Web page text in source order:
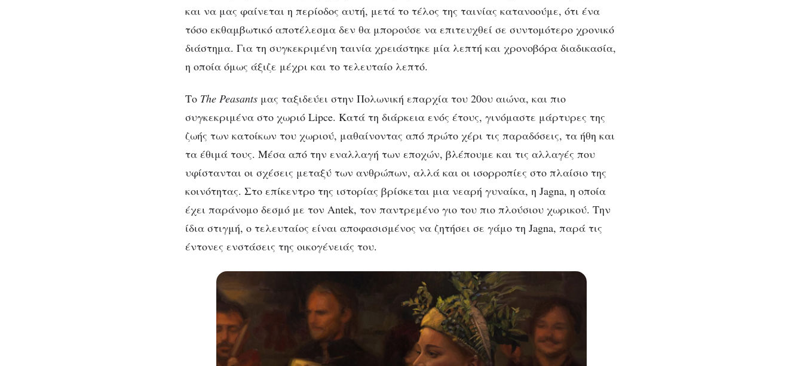
και να μας φαίνεται η περίοδος αυτή, μετά το τέλος της ταινίας κατανοούμε, ότι ένα
τόσο εκθαμβωτικό αποτέλεσμα δεν θα μπορούσε να επιτευχθεί σε συντομότερο χρονικό
διάστημα. Για τη συγκεκριμένη ταινία χρειάστηκε μία λεπτή και χρονοβόρα διαδικασία,
η οποία όμως άξιζε μέχρι και το τελευταίο λεπτό.
Το The Peasants μας ταξιδεύει στην Πολωνική επαρχία του 20ου αιώνα, και πιο
συγκεκριμένα στο χωριό Lipce. Κατά τη διάρκεια ενός έτους, γινόμαστε μάρτυρες της
ζωής των κατοίκων του χωριού, μαθαίνοντας από πρώτο χέρι τις παραδόσεις, τα ήθη και
τα έθιμά τους. Μέσα από την εναλλαγή των εποχών, βλέπουμε και τις αλλαγές που
υφίστανται οι σχέσεις μεταξύ των ανθρώπων, αλλά και οι ισορροπίες στο πλαίσιο της
κοινότητας. Στο επίκεντρο της ιστορίας βρίσκεται μια νεαρή γυναίκα, η Jagna, η οποία
έχει παράνομο δεσμό με τον Antek, τον παντρεμένο γιο του πιο πλούσιου χωρικού. Την
ίδια στιγμή, ο τελευταίος είναι αποφασισμένος να ζητήσει σε γάμο τη Jagna, παρά τις
έντονες ενστάσεις της οικογένειάς του.